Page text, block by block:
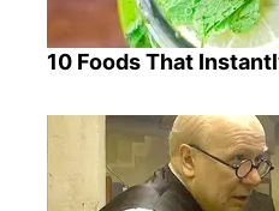
10 Foods That